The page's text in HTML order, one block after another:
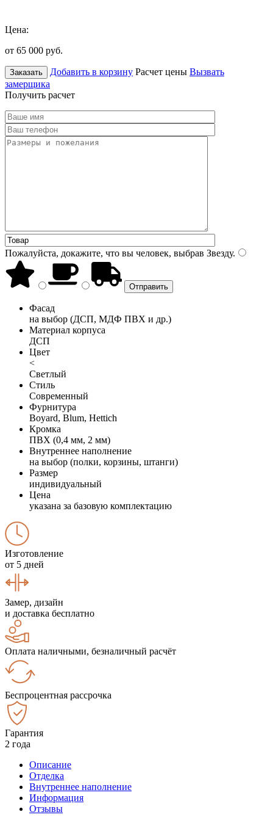
Цена:
от 65 000 руб.
Заказать Добавить в корзину Расчет цены Вызвать
замерщика
Получить расчет
Пожалуйста, докажите, что вы человек, выбрав Звезду.
Фасад
на выбор (ДСП, МДФ ПВХ и др.)
Материал корпуса
ДСП
Цвет
<
Светлый
Стиль
Современный
Фурнитура
Boyard, Blum, Hettich
Кромка
ПВХ (0,4 мм, 2 мм)
Внутреннее наполнение
на выбор (полки, корзины, штанги)
Размер
индивидуальный
Цена
указана за базовую комплектацию
Изготовление
от 5 дней
Замер, дизайн
и доставка бесплатно
Оплата наличными, безналичный расчёт
Беспроцентная рассрочка
Гарантия
2 года
Описание
Отделка
Внутреннее наполнение
Информация
Отзывы